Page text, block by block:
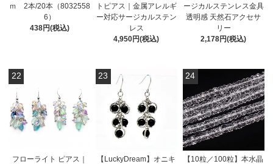
ｍ 2本/20本（8032558
6）
438円(税込)
トピアス｜金属アレルギ
ー対応サージカルステン
レス
4,950円(税込)
ージカルステンレス金具
透明感 天然石アクセサ
リー
2,178円(税込)
22
フローライト ピアス｜
23
【LuckyDream】オニキ
24
【10粒／100粒】本水晶